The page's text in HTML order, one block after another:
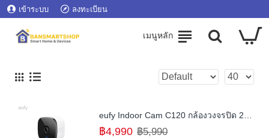
เข้าระบบ ลงทะเบียน
฿4,990 ฿5,990